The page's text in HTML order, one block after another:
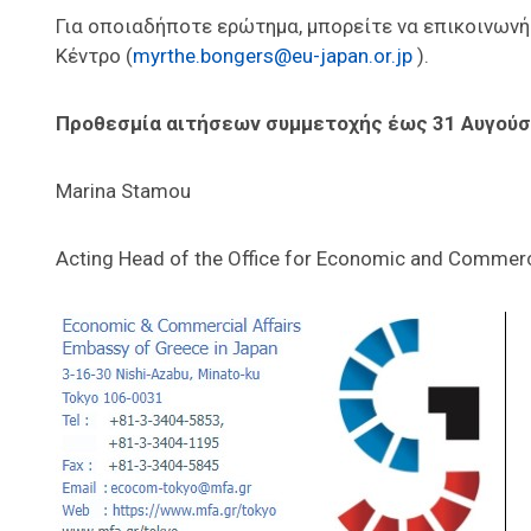
Για οποιαδήποτε ερώτημα, μπορείτε να
Κέντρο (myrthe.bongers@eu-japan.or.jp ).
Προθεσμία αιτήσεων συμμετοχής έως 31
Marina Stamou
Acting Head of the Office for Economic and